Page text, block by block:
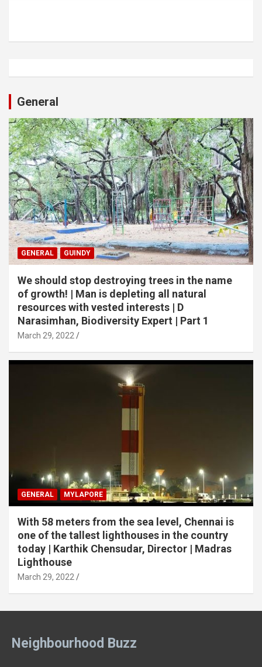
General
GENERAL GUINDY
We should stop destroying trees in the name
of growth! | Man is depleting all natural
resources with vested interests | D
Narasimhan, Biodiversity Expert | Part 1
March 29, 2022
GENERAL MYLAPORE
With 58 meters from the sea level, Chennai is
one of the tallest lighthouses in the country
today | Karthik Chensudar, Director | Madras
Lighthouse
March 29, 2022
Neighbourhood Buzz